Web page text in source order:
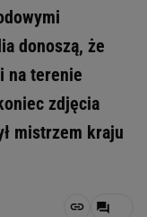
donoszą, że
na terenie
zdjęcia
mistrzem kraju